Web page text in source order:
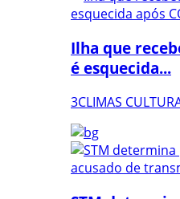
Ilha que
é esquecida...
3CLIMAS